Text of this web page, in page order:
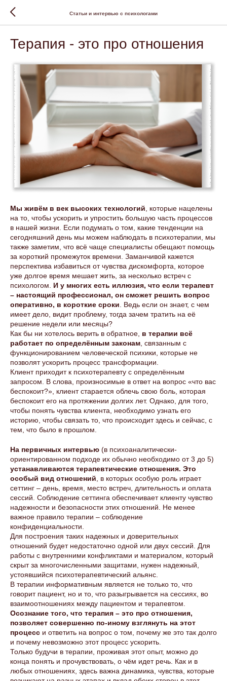
Статьи и интервью с психологами
Терапия - это про отношения
Мы живём в век высоких технологий , которые нацелены
на то, чтобы ускорить и упростить большую часть процессов
в нашей жизни. Если подумать о том, какие тенденции на
сегодняшний день мы можем наблюдать в психотерапии, мы
также заметим, что всё чаще специалисты обещают помощь
за короткий промежуток времени. Заманчивой кажется
перспектива избавиться от чувства дискомфорта, которое
уже долгое время мешает жить, за несколько встреч с
психологом. И у многих есть иллюзия, что если терапевт
– настоящий профессионал, он сможет решить вопрос
оперативно, в короткие сроки . Ведь если он знает, с чем
имеет дело, видит проблему, тогда зачем тратить на её
решение недели или месяцы?
Как бы ни хотелось верить в обратное, в терапии всё
работает по определённым законам , связанным с
функционированием человеческой психики, которые не
позволят ускорить процесс трансформации.
Клиент приходит к психотерапевту с определённым
запросом. В слова, произносимые в ответ на вопрос «что вас
беспокоит?», клиент старается облечь свою боль, которая
беспокоит его на протяжении долгих лет. Однако, для того,
чтобы понять чувства клиента, необходимо узнать его
историю, чтобы связать то, что происходит здесь и сейчас, с
тем, что было в прошлом.
На первичных интервью (в психоаналитически-
ориентированном подходе их обычно необходимо от 3 до 5)
устанавливаются терапевтические отношения. Это
особый вид отношений , в которых особую роль играет
сеттинг – день, время, место встреч, длительность и оплата
сессий. Соблюдение сеттинга обеспечивает клиенту чувство
надежности и безопасности этих отношений. Не менее
важное правило терапии – соблюдение
конфиденциальности.
Для построения таких надежных и доверительных
отношений будет недостаточно одной или двух сессий. Для
работы с внутренними конфликтами и материалом, который
скрыт за многочисленными защитами, нужен надежный,
устоявшийся психотерапевтический альянс.
В терапии информативным является не только то, что
говорит пациент, но и то, что разыгрывается на сессиях, во
взаимоотношениях между пациентом и терапевтом.
Осознание того, что терапия – это про отношения,
позволяет совершенно по-иному взглянуть на этот
процесс и ответить на вопрос о том, почему же это так долго
и почему невозможно этот процесс ускорить.
Только будучи в терапии, проживая этот опыт, можно до
конца понять и прочувствовать, о чём идет речь. Как и в
любых отношениях, здесь важна динамика, чувства, которые